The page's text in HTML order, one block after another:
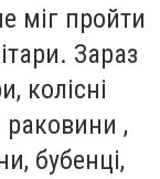
міг пройти
Зараз
колісні
раковини ,
бубенці,